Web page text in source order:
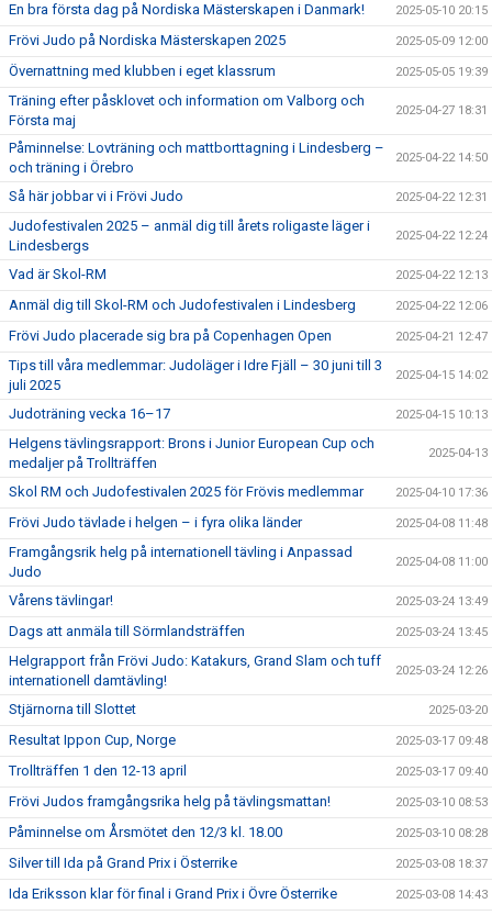
En bra första dag på Nordiska Mästerskapen i Danmark! 2025-05-10 20:15
Frövi Judo på Nordiska Mästerskapen 2025 2025-05-09 12:00
Övernattning med klubben i eget klassrum 2025-05-05 19:39
Träning efter påsklovet och information om Valborg och
Första maj
2025-04-27 18:31
Påminnelse: Lovträning och mattborttagning i Lindesberg –
och träning i Örebro
2025-04-22 14:50
Så här jobbar vi i Frövi Judo 2025-04-22 12:31
Judofestivalen 2025 – anmäl dig till årets roligaste läger i
Lindesbergs
2025-04-22 12:24
Vad är Skol-RM 2025-04-22 12:13
Anmäl dig till Skol-RM och Judofestivalen i Lindesberg 2025-04-22 12:06
Frövi Judo placerade sig bra på Copenhagen Open 2025-04-21 12:47
Tips till våra medlemmar: Judoläger i Idre Fjäll – 30 juni till 3
juli 2025
2025-04-15 14:02
Judoträning vecka 16–17 2025-04-15 10:13
Helgens tävlingsrapport: Brons i Junior European Cup och
medaljer på Trollträffen
2025-04-13
Skol RM och Judofestivalen 2025 för Frövis medlemmar 2025-04-10 17:36
Frövi Judo tävlade i helgen – i fyra olika länder 2025-04-08 11:48
Framgångsrik helg på internationell tävling i Anpassad
Judo
2025-04-08 11:00
Vårens tävlingar! 2025-03-24 13:49
Dags att anmäla till Sörmlandsträffen 2025-03-24 13:45
Helgrapport från Frövi Judo: Katakurs, Grand Slam och tuff
internationell damtävling!
2025-03-24 12:26
Stjärnorna till Slottet 2025-03-20
Resultat Ippon Cup, Norge 2025-03-17 09:48
Trollträffen 1 den 12-13 april 2025-03-17 09:40
Frövi Judos framgångsrika helg på tävlingsmattan! 2025-03-10 08:53
Påminnelse om Årsmötet den 12/3 kl. 18.00 2025-03-10 08:28
Silver till Ida på Grand Prix i Österrike 2025-03-08 18:37
Ida Eriksson klar för final i Grand Prix i Övre Österrike 2025-03-08 14:43